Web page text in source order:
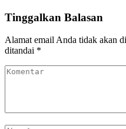
Tinggalkan Balasan
Alamat email Anda tidak akan
ditandai *